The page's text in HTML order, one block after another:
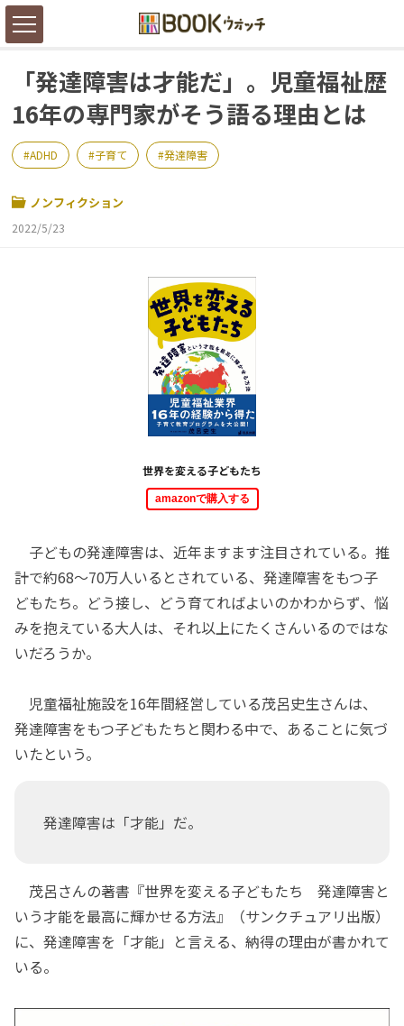
「発達障害は才能だ」。児童福祉歴
16年の専門家がそう語る理由とは
ADHD 子育て 発達障害
ノンフィクション
2022/5/23
世界を変える子どもたち
amazonで購入する
子どもの発達障害は、近年ますます注目されている。推
計で約68～70万人いるとされている、発達障害をもつ子
どもたち。どう接し、どう育てればよいのかわからず、悩
みを抱えている大人は、それ以上にたくさんいるのではな
いだろうか。
児童福祉施設を16年間経営している茂呂史生さんは、
発達障害をもつ子どもたちと関わる中で、あることに気づ
いたという。
発達障害は「才能」だ。
茂呂さんの著書『世界を変える子どもたち 発達障害と
いう才能を最高に輝かせる方法』（サンクチュアリ出版）
に、発達障害を「才能」と言える、納得の理由が書かれて
いる。